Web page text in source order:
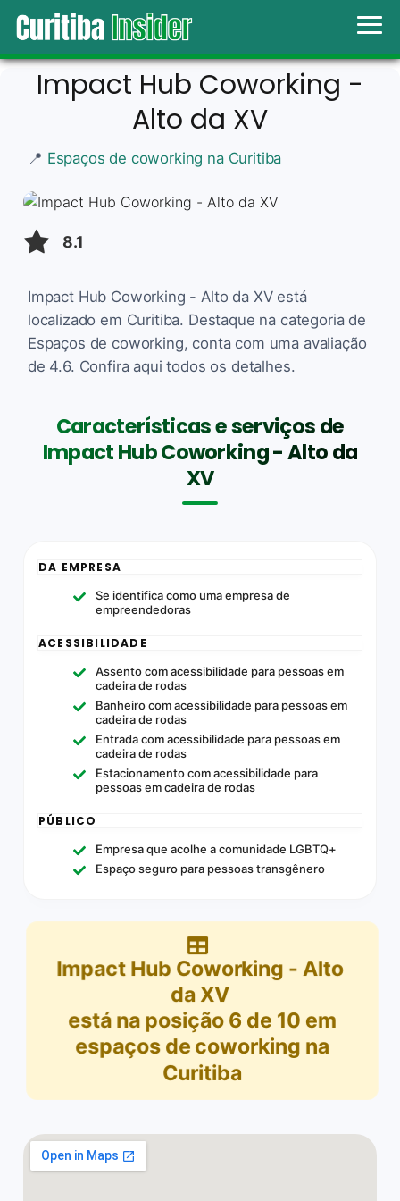
Impact Hub Coworking -
Alto da XV
📍 Espaços de coworking na Curitiba
8.1
Impact Hub Coworking - Alto da XV está
localizado em Curitiba. Destaque na categoria de
Espaços de coworking, conta com uma avaliação
de 4.6. Confira aqui todos os detalhes.
Características e serviços de
Impact Hub Coworking - Alto da
XV
DA EMPRESA
Se identifica como uma empresa de
empreendedoras
ACESSIBILIDADE
Assento com acessibilidade para pessoas em
cadeira de rodas
Banheiro com acessibilidade para pessoas em
cadeira de rodas
Entrada com acessibilidade para pessoas em
cadeira de rodas
Estacionamento com acessibilidade para
pessoas em cadeira de rodas
PÚBLICO
Empresa que acolhe a comunidade LGBTQ+
Espaço seguro para pessoas transgênero
Impact Hub Coworking - Alto
da XV
está na posição 6 de 10 em
espaços de coworking na
Curitiba